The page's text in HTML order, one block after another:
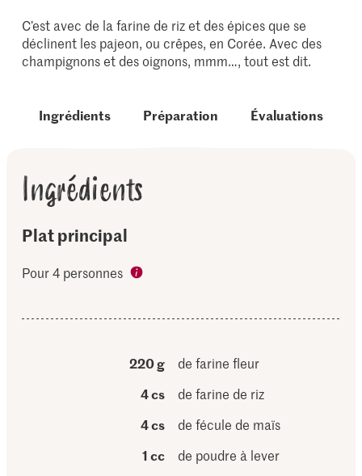
C’est avec de la farine de riz et des épices que se
déclinent les pajeon, ou crêpes, en Corée. Avec des
champignons et des oignons, mmm…, tout est dit.
Ingrédients Préparation Évaluations
Ingrédients
Plat principal
Pour 4 personnes
220 g
de farine fleur
4 cs
de farine de riz
4 cs
de fécule de maïs
1 cc
de poudre à lever